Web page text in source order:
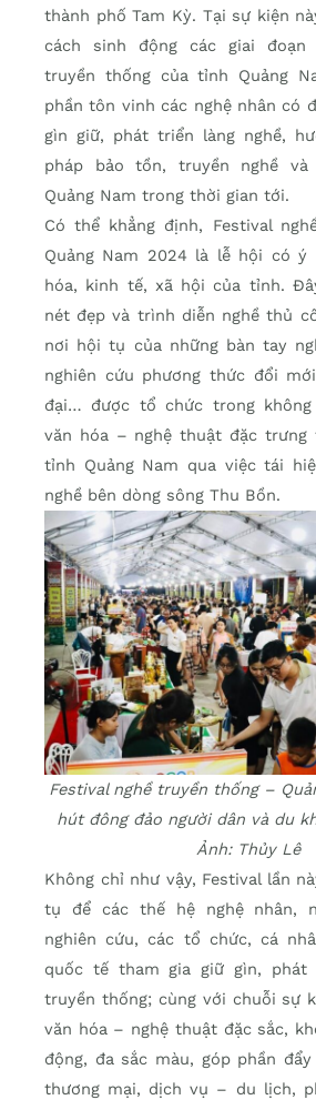
thành phố Tam Kỳ. Tại sự kiện
cách sinh động các giai
truyền thống của tỉnh Quảng
phần tôn vinh các nghệ nhân có
gìn giữ, phát triển làng nghề,
pháp bảo tồn, truyền nghề
Quảng Nam trong thời gian tới.
Có thể khẳng định, Festival
Quảng Nam 2024 là lễ hội có ý
hóa, kinh tế, xã hội của tỉnh.
nét đẹp và trình diễn nghề thủ
nơi hội tụ của những bàn tay
nghiên cứu phương thức đổi
đại… được tổ chức trong không
văn hóa – nghệ thuật đặc trưng
tỉnh Quảng Nam qua việc tái
nghề bên dòng sông Thu Bồn.
Festival nghề truyền thống –
hút đông đảo người dân và du
Ảnh: Thủy Lê
Không chỉ như vậy, Festival lần
tụ để các thế hệ nghệ nhân,
nghiên cứu, các tổ chức, cá
quốc tế tham gia giữ gìn, phát
truyền thống; cùng với chuỗi sự
văn hóa – nghệ thuật đặc sắc,
động, đa sắc màu, góp phần
thương mại, dịch vụ – du lịch,